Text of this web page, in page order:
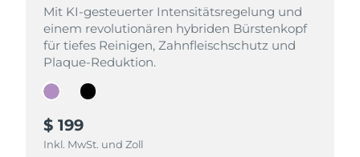
Mit KI-gesteuerter Intensitätsregelung und
einem revolutionären hybriden Bürstenkopf
für tiefes Reinigen, Zahnfleischschutz und
Plaque-Reduktion.
$ 199
Inkl. MwSt. und Zoll
Mit KI-gesteuerter Intensitätsregelung und
einem revolutionären hybriden Bürstenkopf
für tiefes Reinigen, Zahnfleischschutz und
Plaque-Reduktion.
$ 199
Inkl. MwSt. und Zoll